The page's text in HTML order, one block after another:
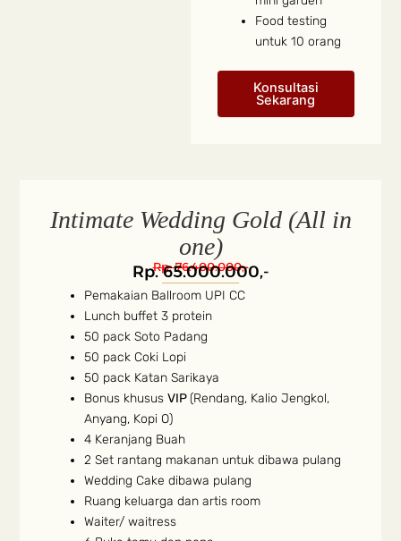
Food testing
untuk 10 orang
Konsultasi
Sekarang
Intimate Wedding Gold (All in
one)
Rp. 76.400.000,-
Rp. 65.000.000,-
Pemakaian Ballroom UPI CC
Lunch buffet 3 protein
50 pack Soto Padang
50 pack Coki Lopi
50 pack Katan Sarikaya
Bonus khususVIP(Rendang, Kalio Jengkol,
Anyang, Kopi O)
4 Keranjang Buah
2 Set rantang makanan untuk dibawa pulang
Wedding Cake dibawa pulang
Ruang keluarga dan artis room
Waiter/ waitress